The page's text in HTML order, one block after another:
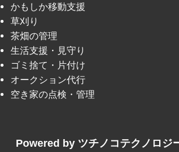
かもしか移動支援
草刈り
茶畑の管理
生活支援・見守り
ゴミ捨て・片付け
オークション代行
空き家の点検・管理
Powered by ツチノコテクノロジ